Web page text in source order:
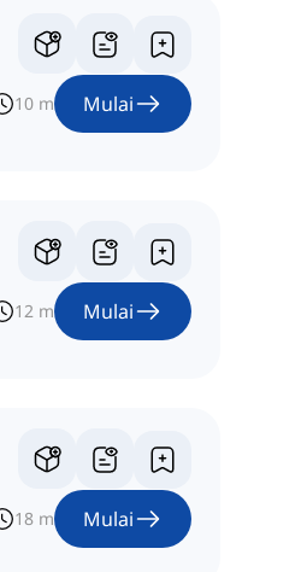
10 m Mulai
12 m Mulai
18 m Mulai